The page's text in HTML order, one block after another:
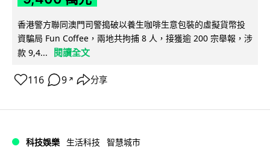
香港警方聯同澳門司警搗破以養生咖啡生意包裝的虛擬貨幣投
資騙局 Fun Coffee，兩地共拘捕 8 人，接獲逾 200 宗舉報，涉
款 9,4...
閱讀全文
116 9 ↗ 分享
科技娛樂 生活科技 智慧城市